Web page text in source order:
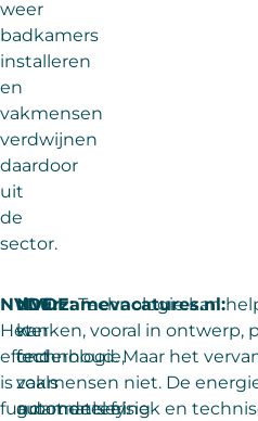
weer
badkamers
installeren
en
vakmensen
verdwijnen
daardoor
uit
de
sector.
NVDE:
Het
effect
is
fundamenteel.
duurzamevacatures.nl:
kan
technologie,
zoals
automatisering
NVDE:Technologie kan
werken, vooral in ontwerp,
onderhoud. Maar het
vakmensen niet. De
groot deel fysiek en